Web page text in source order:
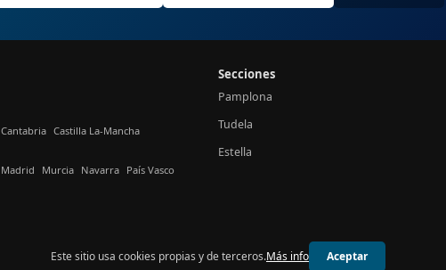
Cantabria Castilla La-Mancha
Madrid Murcia Navarra País Vasco
Secciones
Pamplona
Tudela
Estella
© 2026 24h Navarra
Este sitio usa cookies propias y de terceros.Más info Aceptar